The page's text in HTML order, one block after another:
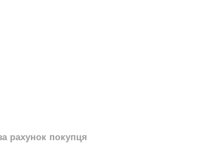
рахунок покупця